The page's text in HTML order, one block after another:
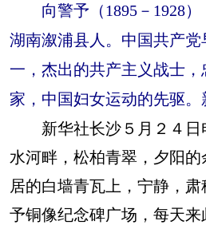
向警予（1895－1928）
湖南溆浦县人。中国共产党
一，杰出的共产主义战士
家，中国妇女运动的先驱。
新华社长沙５月２４日
水河畔，松柏青翠，夕阳
居的白墙青瓦上，宁静，
予铜像纪念碑广场，每天